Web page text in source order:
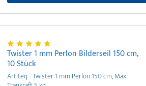
Twister 1 mm Perlon Bilderseil 150 cm,
10 Stück
Artiteq - Twister 1 mm Perlon 150 cm, Max.